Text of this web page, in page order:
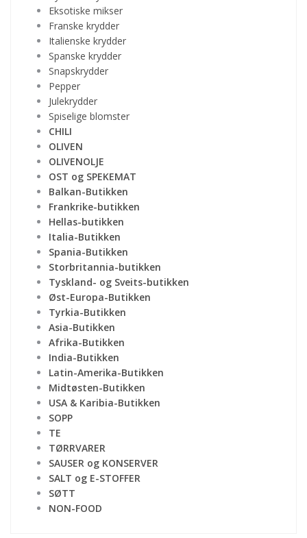
Eksotiske mikser
Franske krydder
Italienske krydder
Spanske krydder
Snapskrydder
Pepper
Julekrydder
Spiselige blomster
CHILI
OLIVEN
OLIVENOLJE
OST og SPEKEMAT
Balkan-Butikken
Frankrike-butikken
Hellas-butikken
Italia-Butikken
Spania-Butikken
Storbritannia-butikken
Tyskland- og Sveits-butikken
Øst-Europa-Butikken
Tyrkia-Butikken
Asia-Butikken
Afrika-Butikken
India-Butikken
Latin-Amerika-Butikken
Midtøsten-Butikken
USA & Karibia-Butikken
SOPP
TE
TØRRVARER
SAUSER og KONSERVER
SALT og E-STOFFER
SØTT
NON-FOOD